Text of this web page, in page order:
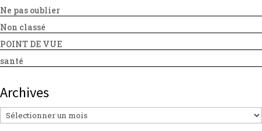
Ne pas oublier
Non classé
POINT DE VUE
santé
Archives
Archives